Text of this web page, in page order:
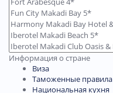
Информация о стране
Виза
Таможенные правила
Национальная кухня